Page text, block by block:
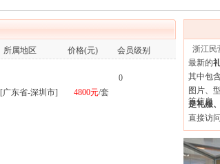
所属地区 价格(元) 会员级别
[广东省-深圳市] 4800元/套
0
浙江民
最新的
其中包含
图片、
等信息
是礼服
直接访问